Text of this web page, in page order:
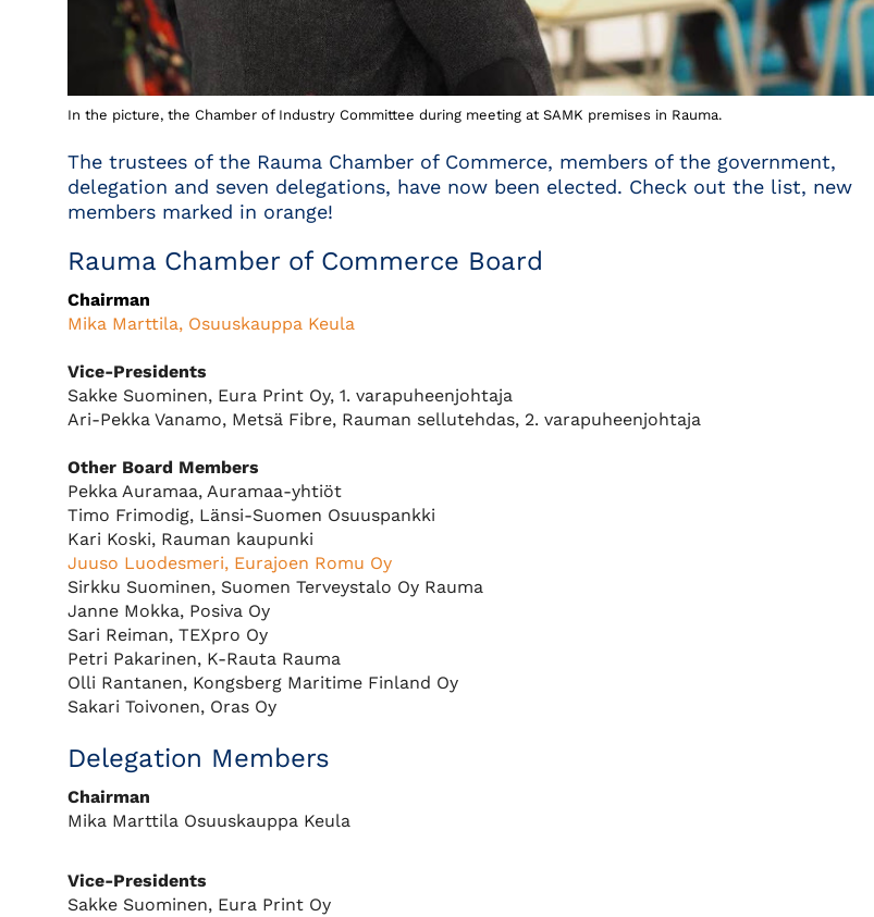
In the picture, the Chamber of Industry Committee during meeting at SAMK premises in Rauma.
The trustees of the Rauma Chamber of Commerce, members of the government,
delegation and seven delegations, have now been elected. Check out the list, new
members marked in orange!
Rauma Chamber of Commerce Board
Chairman
Mika Marttila, Osuuskauppa Keula
Vice-Presidents
Sakke Suominen, Eura Print Oy, 1. varapuheenjohtaja
Ari-Pekka Vanamo, Metsä Fibre, Rauman sellutehdas, 2. varapuheenjohtaja
Other Board Members
Pekka Auramaa, Auramaa-yhtiöt
Timo Frimodig, Länsi-Suomen Osuuspankki
Kari Koski, Rauman kaupunki
Juuso Luodesmeri, Eurajoen Romu Oy
Sirkku Suominen, Suomen Terveystalo Oy Rauma
Janne Mokka, Posiva Oy
Sari Reiman, TEXpro Oy
Petri Pakarinen, K-Rauta Rauma
Olli Rantanen, Kongsberg Maritime Finland Oy
Sakari Toivonen, Oras Oy
Delegation Members
Chairman
Mika Marttila Osuuskauppa Keula
Vice-Presidents
Sakke Suominen, Eura Print Oy